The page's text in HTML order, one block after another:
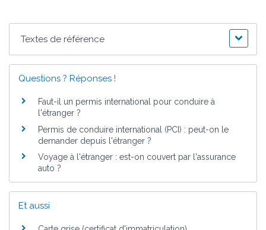
Textes de référence
Questions ? Réponses !
Faut-il un permis international pour conduire à
l'étranger ?
Permis de conduire international (PCI) : peut-on le
demander depuis l'étranger ?
Voyage à l'étranger : est-on couvert par l'assurance
auto ?
Et aussi